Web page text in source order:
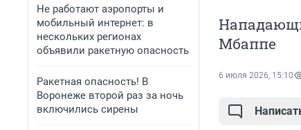
Не работают аэропорты и
мобильный интернет: в
нескольких регионах
объявили ракетную опасность
Ракетная опасность! В
Воронеже второй раз за ночь
включились сирены
Мбаппе
6 июля 2026, 15:10